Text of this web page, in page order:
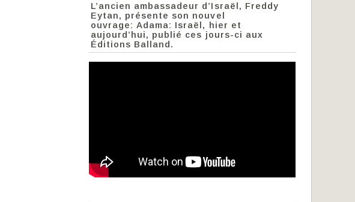
L’ancien ambassadeur d’Israël, Freddy
Eytan, présente son nouvel
ouvrage: Adama: Israël, hier et
aujourd’hui, publié ces jours-ci aux
Éditions Balland.